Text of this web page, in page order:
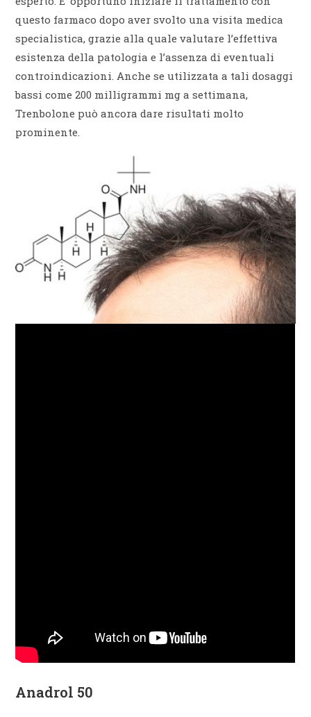
questo farmaco dopo aver svolto una visita medica
specialistica, grazie alla quale valutare l’effettiva
esistenza della patologia e l’assenza di eventuali
controindicazioni. Anche se utilizzata a tali dosaggi
bassi come 200 milligrammi mg a settimana,
Trenbolone può ancora dare risultati molto
prominente.
Anadrol 50